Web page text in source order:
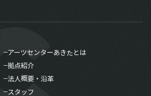
アーツセンターあきたとは
拠点紹介
法人概要・沿革
スタッフ